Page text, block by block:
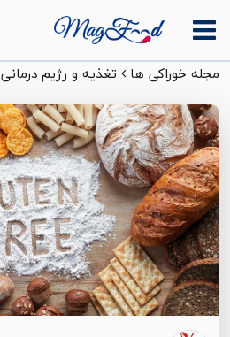
مجله خوراکی ها تغذیه و رژیم درمانی